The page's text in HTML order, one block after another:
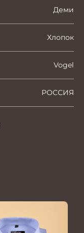
Деми
Хлопок
Vogel
РОССИЯ